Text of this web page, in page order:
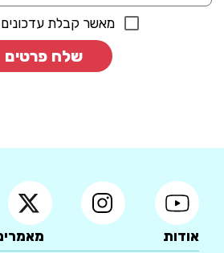
מאשר קבלת עדכונים
שלח פרטים
אודות